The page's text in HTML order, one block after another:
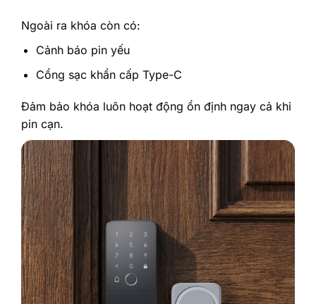
Ngoài ra khóa còn có:
Cảnh báo pin yếu
Cổng sạc khẩn cấp Type-C
Đảm bảo khóa luôn hoạt động ổn định ngay cả khi
pin cạn.